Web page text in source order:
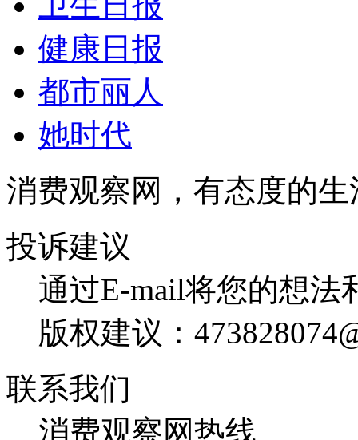
健康日报
都市丽人
她时代
消费观察网，有态度的
投诉建议
通过E-mail将您的想法
版权建议：
联系我们
消费观察网热线